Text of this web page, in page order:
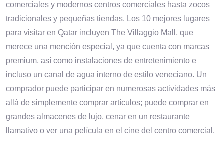
comerciales y modernos centros comerciales hasta zocos
tradicionales y pequeñas tiendas. Los 10 mejores lugares
para visitar en Qatar incluyen The Villaggio Mall, que
merece una mención especial, ya que cuenta con marcas
premium, así como instalaciones de entretenimiento e
incluso un canal de agua interno de estilo veneciano. Un
comprador puede participar en numerosas actividades más
allá de simplemente comprar artículos; puede comprar en
grandes almacenes de lujo, cenar en un restaurante
llamativo o ver una película en el cine del centro comercial.